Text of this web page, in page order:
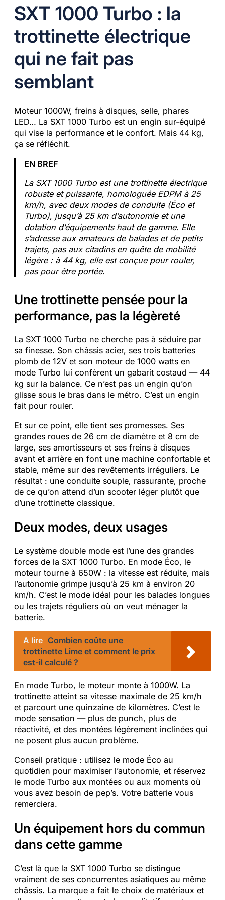
SXT 1000 Turbo : la
trottinette électrique
qui ne fait pas
semblant
Moteur 1000W, freins à disques, selle, phares
LED… La SXT 1000 Turbo est un engin sur-équipé
qui vise la performance et le confort. Mais 44 kg,
ça se réfléchit.
EN BREF
La SXT 1000 Turbo est une trottinette électrique
robuste et puissante, homologuée EDPM à 25
km/h, avec deux modes de conduite (Éco et
Turbo), jusqu’à 25 km d’autonomie et une
dotation d’équipements haut de gamme. Elle
s’adresse aux amateurs de balades et de petits
trajets, pas aux citadins en quête de mobilité
légère : à 44 kg, elle est conçue pour rouler,
pas pour être portée.
Une trottinette pensée pour la
performance, pas la légèreté
La SXT 1000 Turbo ne cherche pas à séduire par
sa finesse. Son châssis acier, ses trois batteries
plomb de 12V et son moteur de 1000 watts en
mode Turbo lui confèrent un gabarit costaud — 44
kg sur la balance. Ce n’est pas un engin qu’on
glisse sous le bras dans le métro. C’est un engin
fait pour rouler.
Et sur ce point, elle tient ses promesses. Ses
grandes roues de 26 cm de diamètre et 8 cm de
large, ses amortisseurs et ses freins à disques
avant et arrière en font une machine confortable et
stable, même sur des revêtements irréguliers. Le
résultat : une conduite souple, rassurante, proche
de ce qu’on attend d’un scooter léger plutôt que
d’une trottinette classique.
Deux modes, deux usages
Le système double mode est l’une des grandes
forces de la SXT 1000 Turbo. En mode Éco, le
moteur tourne à 650W : la vitesse est réduite, mais
l’autonomie grimpe jusqu’à 25 km à environ 20
km/h. C’est le mode idéal pour les balades longues
ou les trajets réguliers où on veut ménager la
batterie.
A lire Combien coûte une
trottinette Lime et comment le prix
est-il calculé ?
En mode Turbo, le moteur monte à 1000W. La
trottinette atteint sa vitesse maximale de 25 km/h
et parcourt une quinzaine de kilomètres. C’est le
mode sensation — plus de punch, plus de
réactivité, et des montées légèrement inclinées qui
ne posent plus aucun problème.
Conseil pratique : utilisez le mode Éco au
quotidien pour maximiser l’autonomie, et réservez
le mode Turbo aux montées ou aux moments où
vous avez besoin de pep’s. Votre batterie vous
remerciera.
Un équipement hors du commun
dans cette gamme
C’est là que la SXT 1000 Turbo se distingue
vraiment de ses concurrentes asiatiques au même
châssis. La marque a fait le choix de matériaux et